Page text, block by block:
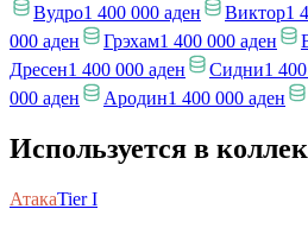
Вудро1 400 000 аден Виктор1
000 аден
Грэхам1 400 000 аден
Дресен1 400 000 аден Сидни1
000 аден
Ародин1 400 000 аден
Используется в
АтакаTier I